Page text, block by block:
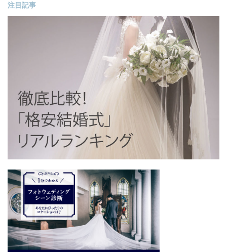
注目記事